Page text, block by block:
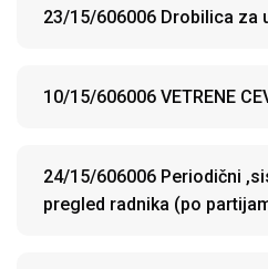
23/15/606006 Drobilica za
10/15/606006 VETRENE
24/15/606006 Periodični
pregled radnika (po